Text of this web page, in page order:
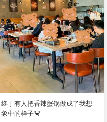
终于有人把香辣蟹锅做成了我想
象中的样子🦀